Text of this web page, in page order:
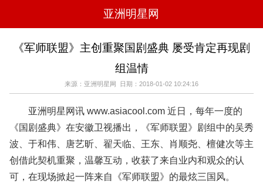
亚洲明星网
电视 综艺
时尚
八卦 华人男明星
华人女明星
韩国男明星 日本男明星
欧美男明星 泰国女明星
《军师联盟》主创重聚国剧盛典 屡受肯定再现剧
组温情
来源：亚洲明星网 日期：2018-01-02 10:24:16
亚洲明星网讯 www.asiacool.com 近日，每年一度的
《国剧盛典》在安徽卫视播出，《军师联盟》剧组中的吴秀
波、于和伟、唐艺昕、翟天临、王东、肖顺尧、檀健次等主
创借此契机重聚，温馨互动，收获了来自业内和观众的认
可，在现场掀起一阵来自《军师联盟》的最炫三国风。